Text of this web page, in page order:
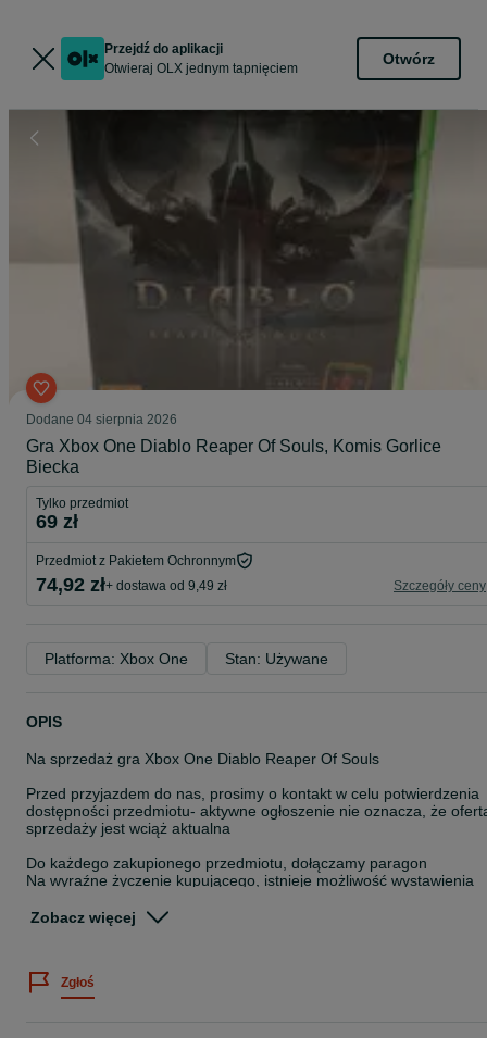
Przejdź do aplikacji
Otwieraj OLX jednym tapnięciem
Otwórz
Dodane 04 sierpnia 2026
Gra Xbox One Diablo Reaper Of Souls, Komis Gorlice
Biecka
Tylko przedmiot
69 zł
Przedmiot z Pakietem Ochronnym
74,92 zł+ dostawa od 9,49 zł Szczegóły ceny
Platforma: Xbox One Stan: Używane
OPIS
Na sprzedaż gra Xbox One Diablo Reaper Of Souls
Przed przyjazdem do nas, prosimy o kontakt w celu potwierdzenia
dostępności przedmiotu- aktywne ogłoszenie nie oznacza, że
sprzedaży jest wciąż aktualna
Do każdego zakupionego przedmiotu, dołączamy paragon
Na wyraźne życzenie kupującego, istnieje możliwość wystawienia
Zapraszamy również do obejrzenia przedmiotu, oraz odbioru
osobistego pod adresem:
Zobacz więcej
Zgłoś